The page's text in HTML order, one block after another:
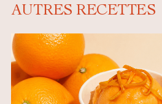
AUTRES RECETTES